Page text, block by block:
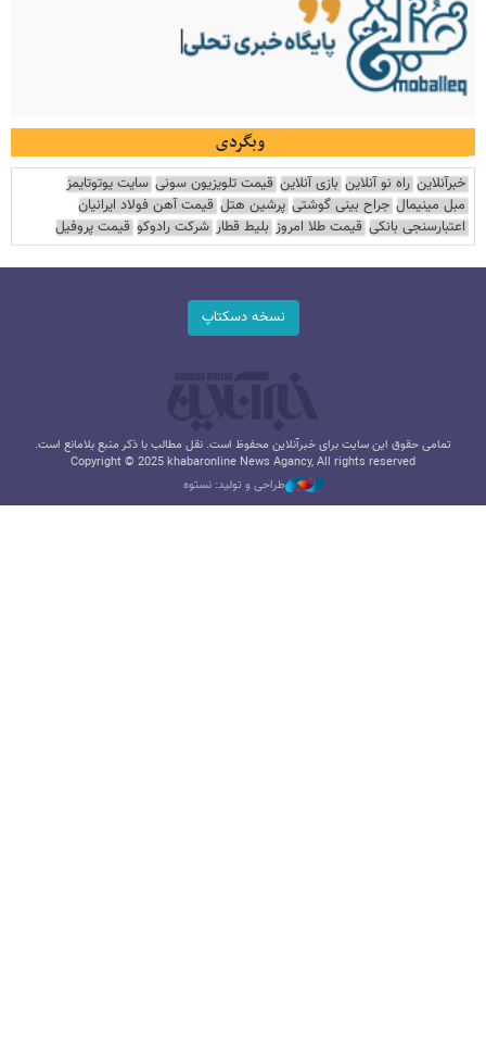
وبگردی
خبرآنلاین راه نو آنلاین بازی آنلاین قیمت تلویزیون سونی سایت یوتوتایمز
مبل مینیمال جراح بینی گوشتی پرشین هتل قیمت آهن فولاد ایرانیان
اعتبارسنجی بانکی قیمت طلا امروز بلیط قطار شرکت رادوکو قیمت پروفیل
نسخه دسکتاپ
تمامی حقوق این سایت برای خبرآنلاین محفوظ است. نقل مطالب با ذکر منبع بلامانع است.
Copyright © 2025 khabaronline News Agancy, All rights reserved
طراحی و تولید: نستوه